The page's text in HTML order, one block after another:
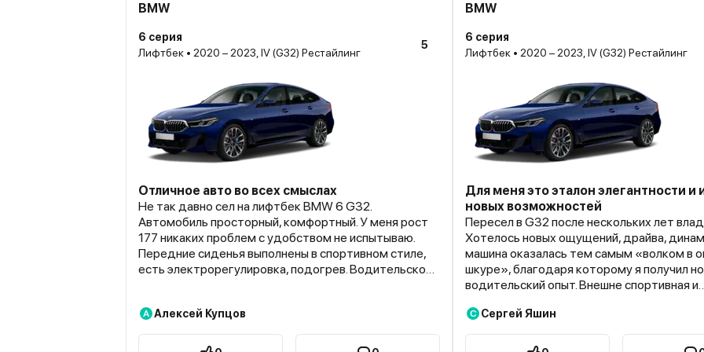
BMW
6 серия
Лифтбек • 2020 – 2023, IV (G32) Рестайлинг
5
Отличное авто во всех смыслах
Не так давно сел на лифтбек BMW 6 G32.
Автомобиль просторный, комфортный. У меня рост
177 никаких проблем с удобством не испытываю.
Передние сиденья выполнены в спортивном стиле,
есть электрорегулировка, подогрев. Водительское
Мультимедиа отличная с жк-экраном. Я купил
машину зимой этого года, поэтому успел оценить
быстрый обогрев салона. И вообще радует, что
А Алексей Купцов
BMW
6 серия
Лифтбек • 2020 – 2023, IV (G32) Рестайлинг
Для меня это эталон элегантности и
новых возможностей
Пересел в G32 после нескольких лет
Хотелось новых ощущений, драйва,
машина оказалась тем самым «волком в
шкуре», благодаря которому я получил
водительский опыт. Внешне спортивная и
компактные размеры, салон комфортен
пассажиров. Он достойно оснащен, а
место открывает хороший обзор. От
С Сергей Яшин